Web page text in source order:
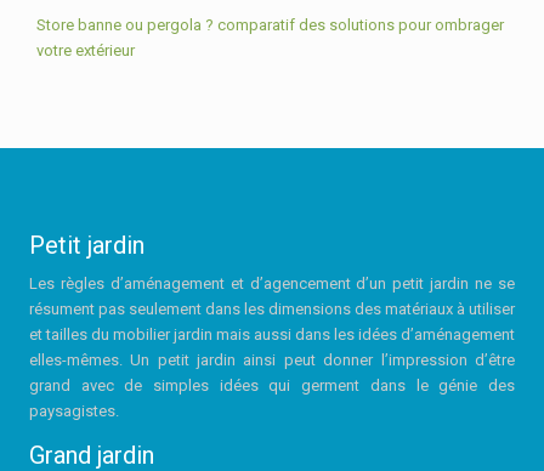
Store banne ou pergola ? comparatif des solutions pour ombrager
votre extérieur
Petit jardin
Les règles d’aménagement et d’agencement d’un petit jardin ne se
résument pas seulement dans les dimensions des matériaux à utiliser
et tailles du mobilier jardin mais aussi dans les idées d’aménagement
elles-mêmes. Un petit jardin ainsi peut donner l’impression d’être
grand avec de simples idées qui germent dans le génie des
paysagistes.
Grand jardin